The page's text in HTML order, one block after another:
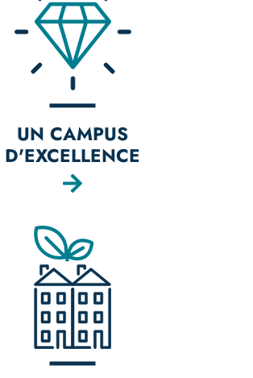
UN CAMPUS
D'EXCELLENCE